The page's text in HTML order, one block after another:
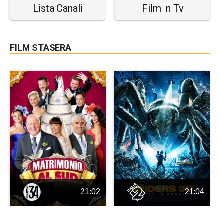
Lista Canali Film in Tv
FILM STASERA
21:02 21:04